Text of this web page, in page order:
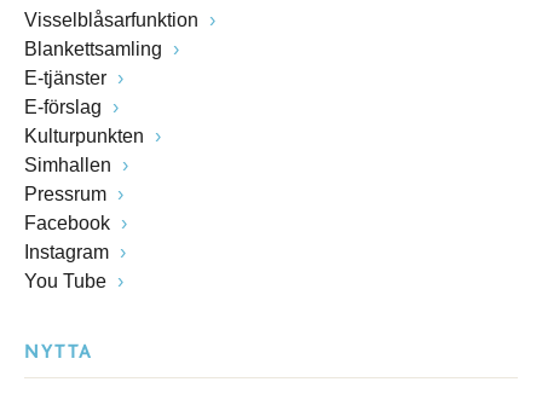
Visselblåsarfunktion
Blankettsamling
E-tjänster
E-förslag
Kulturpunkten
Simhallen
Pressrum
Facebook
Instagram
You Tube
NYTTA